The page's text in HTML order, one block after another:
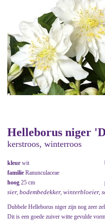
Helleborus niger
kerstroos, winterroos
kleur wit
familie Ranunculaceae
hoog 25 cm
sier, bodembedekker, winterbloeier,
Dubbele Helleborus niger zijn nog zeer
Dit is een goede zuiver witte gevulde